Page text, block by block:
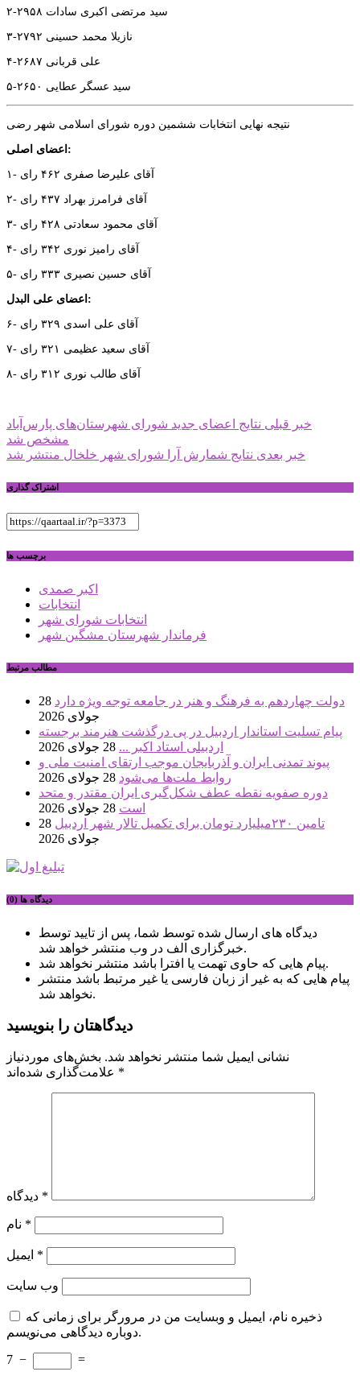
۲-سید مرتضی اکبری سادات ۲۹۵۸
۳-نازیلا محمد حسینی ۲۷۹۲
۴-علی قربانی ۲۶۸۷
۵-سید عسگر عطایی ۲۶۵۰
نتیجه نهایی انتخابات ششمین دوره شورای اسلامی شهر رضی
اعضای اصلی:
۱- آقای علیرضا صفری ۴۶۲ رای
۲- آقای فرامرز بهراد ۴۳۷ رای
۳- آقای محمود سعادتی ۴۲۸ رای
۴- آقای رامیز نوری ۳۴۲ رای
۵- آقای حسین نصیری ۳۳۳ رای
اعضای علی البدل:
۶- آقای علی اسدی ۳۲۹ رای
۷- آقای سعید عظیمی ۳۲۱ رای
۸- آقای طالب نوری ۳۱۲ رای
راهبری
نوشته
خبر قبلی نتایج اعضای جدید شورای شهرستان‌های پارس‌آباد
مشخص شد
خبر بعدی نتایج شمارش آرا شورای شهر خلخال منتشر شد
اشتراک گذاری
برچسب ها
اکبر صمدی
انتخابات
انتخابات شورای شهر
فرماندار شهرستان مشگین شهر
مطالب مرتبط
دولت چهاردهم به فرهنگ و هنر در جامعه توجه ویژه دارد 28
جولای 2026
پیام تسلیت استاندار اردبیل در پی درگذشت هنرمند برجسته
اردبیلی استاد اکبر ... 28 جولای 2026
پیوند تمدنی ایران و آذربایجان موجب ارتقای امنیت ملی و
روابط ملت‌ها می‌شود 28 جولای 2026
دوره صفویه نقطه عطف شکل‌گیری ایران مقتدر و متحد
است 28 جولای 2026
تامین ۲۳۰میلیارد تومان برای تکمیل تالار شهر اردبیل
28
جولای 2026
دیدگاه ها (0)
دیدگاه های ارسال شده توسط شما، پس از تایید توسط
خبرگزاری الف در وب منتشر خواهد شد.
پیام هایی که حاوی تهمت یا افترا باشد منتشر نخواهد شد.
پیام هایی که به غیر از زبان فارسی یا غیر مرتبط باشد منتشر
نخواهد شد.
دیدگاهتان را بنویسید
نشانی ایمیل شما منتشر نخواهد شد. بخش‌های موردنیاز
*
*
*
*
وب‌ سایت
ذخیره نام، ایمیل و وبسایت من در مرورگر برای زمانی که
دوباره دیدگاهی می‌نویسم.
7 − =